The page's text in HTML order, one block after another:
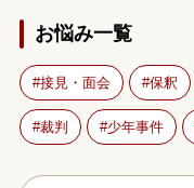
お悩み一覧
接見・面会 保釈
裁判 少年事件